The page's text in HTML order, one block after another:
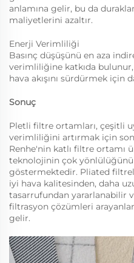
anlamına gelir, bu da
maliyetlerini azaltır.
Enerji Verimliliği
Basınç düşüşünü en aza
verimliliğine katkıda
hava akışını sürdürmek için
Sonuç
Pletli filtre ortamları, çeşitli
verimliliğini artırmak için
Renhe'nin katlı filtre ortamı
teknolojinin çok yönlülüğünü
göstermektedir. Pliated
iyi hava kalitesinden, daha
tasarrufundan yararlanabilir
filtrasyon çözümleri
gelir.